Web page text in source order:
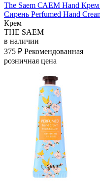
The Saem САЕМ Hand
Сирень Perfumed Hand
Крем
THE SAEM
в наличии
375 ₽ Рекомендованная
розничная цена